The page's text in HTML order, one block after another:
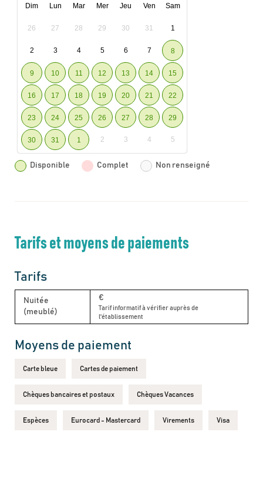
Dim Lun Mar Mer Jeu Ven Sam
26 27 28 29 30 31 1
2 3 4 5 6 7 8
9 10 11 12 13 14 15
16 17 18 19 20 21 22
23 24 25 26 27 28 29
30 31 1 2 3 4 5
Disponible Complet Non renseigné
Tarifs et moyens de paiements
Tarifs
Nuitée
(meublé)
€
Tarif informatif à vérifier auprès de
l'établissement
Moyens de paiement
Carte bleue Cartes de paiement
Chèques bancaires et postaux Chèques Vacances
Espèces Eurocard - Mastercard Virements Visa